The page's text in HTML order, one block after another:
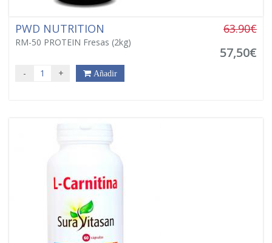
PWD NUTRITION
RM-50 PROTEIN Fresas (2kg)
63.90€
57,50€
- + Añadir